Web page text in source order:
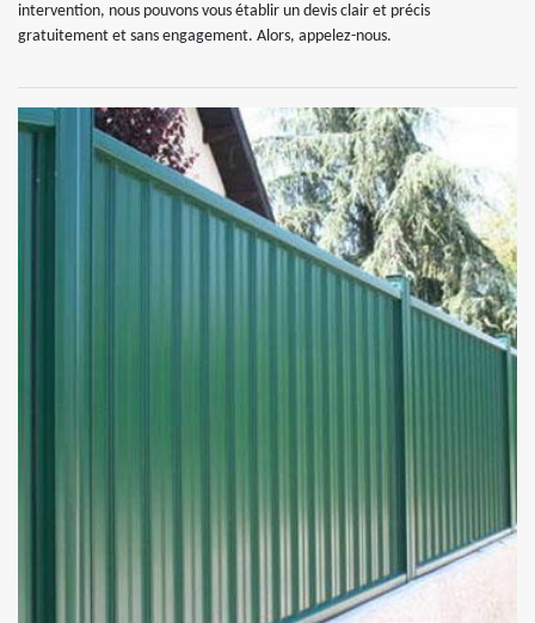
intervention, nous pouvons vous établir un devis clair et précis
gratuitement et sans engagement. Alors, appelez-nous.